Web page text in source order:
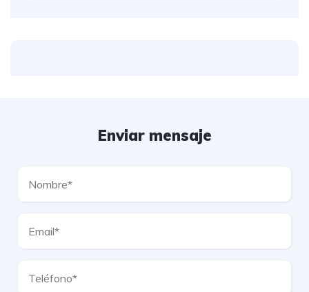
Enviar mensaje